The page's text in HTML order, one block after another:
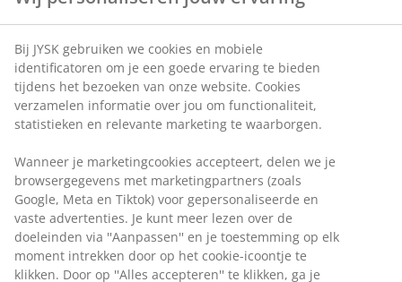
Bij JYSK gebruiken we cookies en mobiele
identificatoren om je een goede ervaring te bieden
tijdens het bezoeken van onze website. Cookies
verzamelen informatie over jou om functionaliteit,
statistieken en relevante marketing te waarborgen.
Wanneer je marketingcookies accepteert, delen we je
browsergegevens met marketingpartners (zoals
Google, Meta en Tiktok) voor gepersonaliseerde en
vaste advertenties. Je kunt meer lezen over de
doeleinden via ''Aanpassen'' en je toestemming op elk
moment intrekken door op het cookie-icoontje te
klikken. Door op ''Alles accepteren'' te klikken, ga je